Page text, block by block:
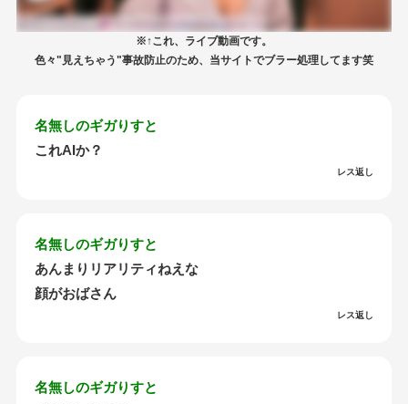
※↑これ、ライブ動画です。
色々"見えちゃう"事故防止のため、当サイトでブラー処理してます笑
名無しのギガりすと
これAIか？
レス返し
名無しのギガりすと
あんまりリアリティねえな
顔がおばさん
レス返し
名無しのギガりすと